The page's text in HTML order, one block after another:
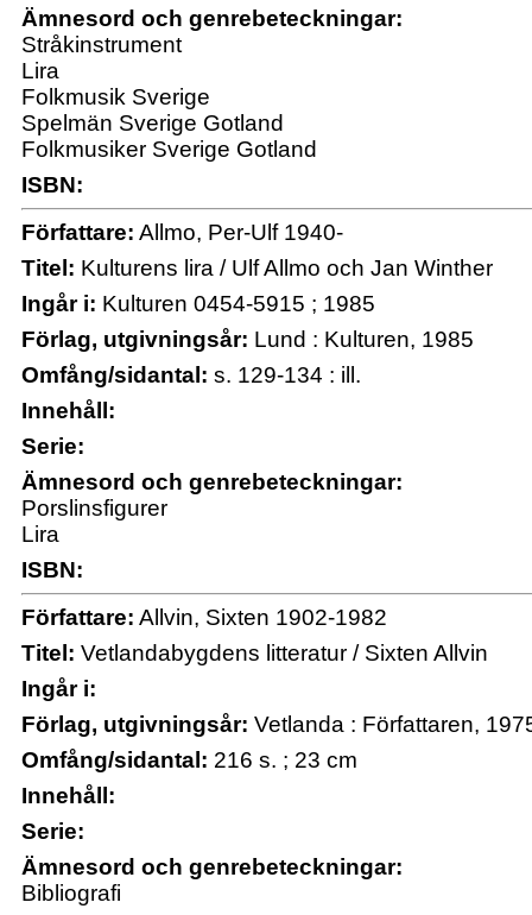
Ämnesord och genrebeteckningar:
Stråkinstrument
Lira
Folkmusik Sverige
Spelmän Sverige Gotland
Folkmusiker Sverige Gotland
ISBN:
Författare: Allmo, Per-Ulf 1940-
Titel: Kulturens lira / Ulf Allmo och Jan Winther
Ingår i: Kulturen 0454-5915 ; 1985
Förlag, utgivningsår: Lund : Kulturen, 1985
Omfång/sidantal: s. 129-134 : ill.
Innehåll:
Serie:
Ämnesord och genrebeteckningar:
Porslinsfigurer
Lira
ISBN:
Författare: Allvin, Sixten 1902-1982
Titel: Vetlandabygdens litteratur / Sixten Allvin
Ingår i:
Förlag, utgivningsår: Vetlanda : Författaren,
Omfång/sidantal: 216 s. ; 23 cm
Innehåll:
Serie:
Ämnesord och genrebeteckningar:
Bibliografi